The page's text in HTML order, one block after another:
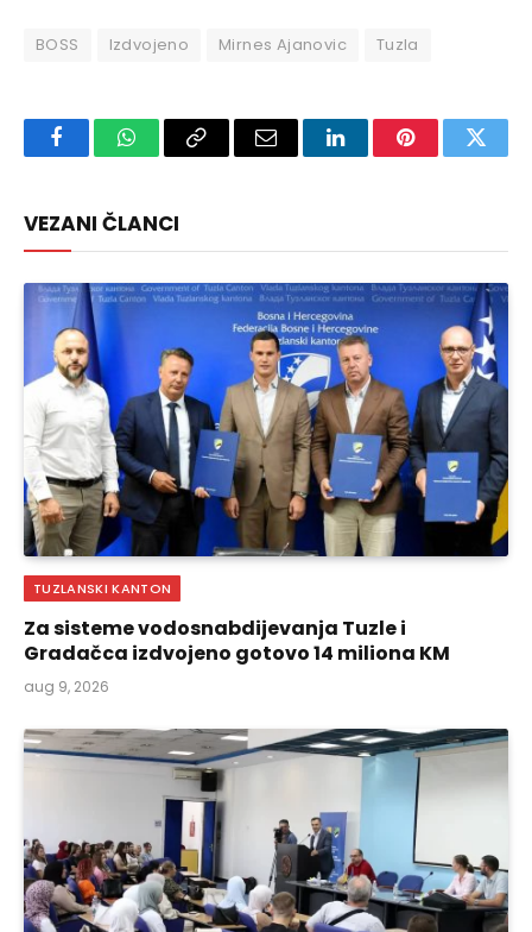
BOSS Izdvojeno Mirnes Ajanovic Tuzla
FacebookWhatsAppCopy
Email LinkedInPinterest
VEZANI ČLANCI
TUZLANSKI KANTON
Za sisteme vodosnabdijevanja Tuzle i
Gradačca izdvojeno gotovo 14 miliona KM
aug 9, 2026